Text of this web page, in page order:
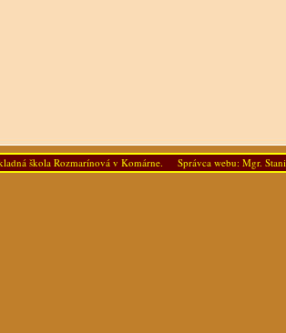
škola Rozmarínová v Komárne. Správca webu: Mgr.